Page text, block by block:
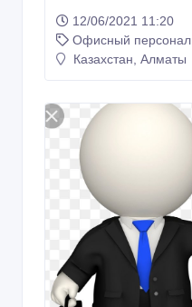
12/06/2021 11:20
Офисный персонал
Казахстан, Алматы